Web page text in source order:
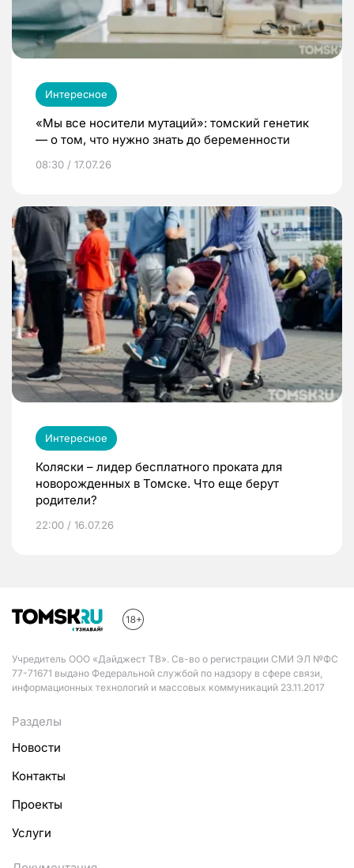
Интересное
«Мы все носители мутаций»: томский генетик
— о том, что нужно знать до беременности
08:30 / 17.07.26
Интересное
Коляски – лидер бесплатного проката для
новорожденных в Томске. Что еще берут
родители?
22:00 / 16.07.26
Учредитель ООО «Дайджест ТВ». Св-во о регистрации СМИ ЭЛ №ФС
77-71671 выдано Федеральной службой по надзору в сфере связи,
информационных технологий и массовых коммуникаций 23.11.2017
Разделы
Новости
Контакты
Проекты
Услуги